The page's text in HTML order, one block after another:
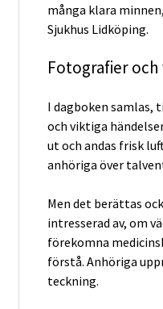
många klara
Sjukhus Lidköping.
Fotografier
I dagboken
och viktiga
ut och andas frisk
anhöriga över
Men det berättas
intresserad av, om
förekomna
förstå. Anhöriga
teckning.